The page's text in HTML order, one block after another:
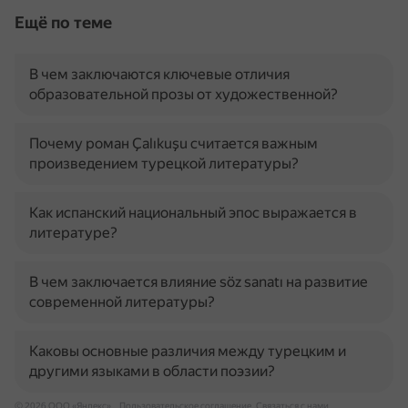
Ещё по теме
В чем заключаются ключевые отличия
образовательной прозы от художественной?
Почему роман Çalıkuşu считается важным
произведением турецкой литературы?
Как испанский национальный эпос выражается в
литературе?
В чем заключается влияние söz sanatı на развитие
современной литературы?
Каковы основные различия между турецким и
другими языками в области поэзии?
© 2026 ООО «Яндекс» Пользовательское соглашение Связаться с нами